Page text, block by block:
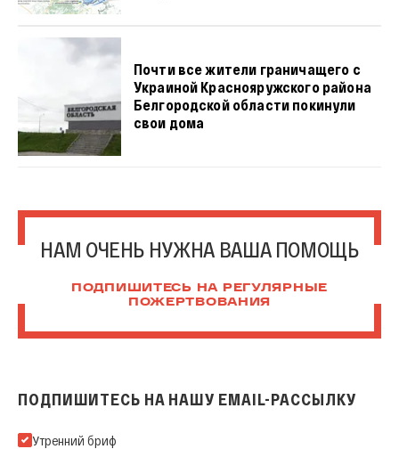
Почти все жители граничащего с
Украиной Краснояружского района
Белгородской области покинули
свои дома
НАМ ОЧЕНЬ НУЖНА ВАША ПОМОЩЬ
ПОДПИШИТЕСЬ НА РЕГУЛЯРНЫЕ
ПОЖЕРТВОВАНИЯ
ПОДПИШИТЕСЬ НА НАШУ EMAIL-РАССЫЛКУ
Подпишитесь на нашу Email-рассылку
Утренний бриф